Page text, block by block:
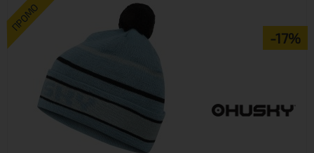
ПРОМО
-17%